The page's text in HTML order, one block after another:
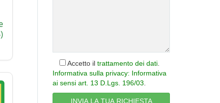
Accetto il trattamento dei dati
Informativa sulla privacy: Informativa
ai sensi art. 13 D.Lgs. 196/03